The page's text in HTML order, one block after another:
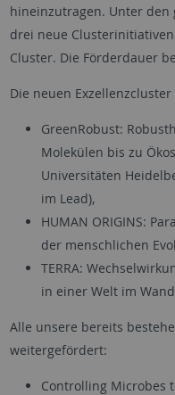
hineinzutragen. Unter den
drei neue
Cluster. Die Förderdauer
Die neuen Exzellenzcluster
GreenRobust:
Molekülen bis zu
Universitäten
im Lead),
HUMAN ORIGINS:
der menschlichen
TERRA:
in einer Welt im
Alle unsere bereits
weitergefördert:
Controlling Microbes